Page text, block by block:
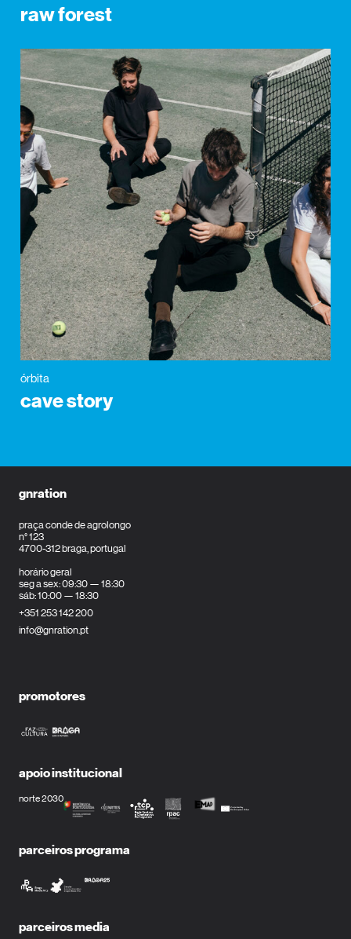
raw forest
órbita
cave story
gnration
praça conde de agrolongo
n° 123
4700-312 braga, portugal
horário geral
seg a sex: 09:30 — 18:30
sáb: 10:00 — 18:30
+351 253 142 200
info@gnration.pt
promotores
apoio institucional
norte 2030
parceiros programa
parceiros media